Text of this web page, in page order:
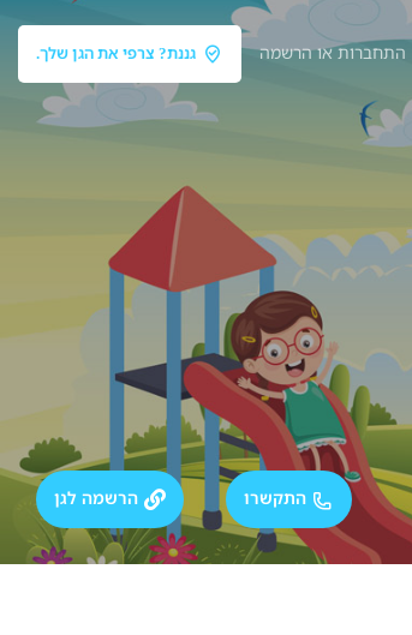
התחברות או הרשמה גננת? צרפי את הגן שלך.
התקשרו הרשמה לגן